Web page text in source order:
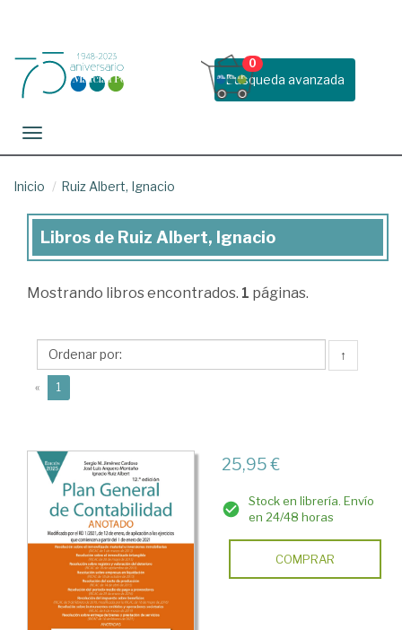
Busqueda avanzada
0
Toggle navigation
Inicio Ruiz Albert, Ignacio
Libros
Ruiz
Ignacio
Libros de Ruiz Albert, Ignacio
Mostrando libros encontrados. 1 páginas.
↑
« 1
25,95 €
Stock en librería. Envío
en 24/48 horas
COMPRAR